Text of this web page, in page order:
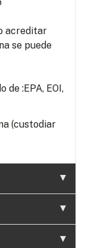
acreditar
se puede
:EPA, EOI,
(custodiar